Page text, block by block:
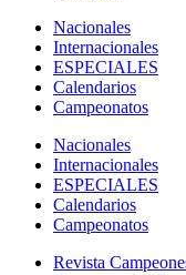
Nacionales
Internacionales
ESPECIALES
Calendarios
Campeonatos
Nacionales
Internacionales
ESPECIALES
Calendarios
Campeonatos
Revista